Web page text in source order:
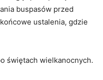
buspasów przed
ustalenia, gdzie
świętach wielkanocnych.